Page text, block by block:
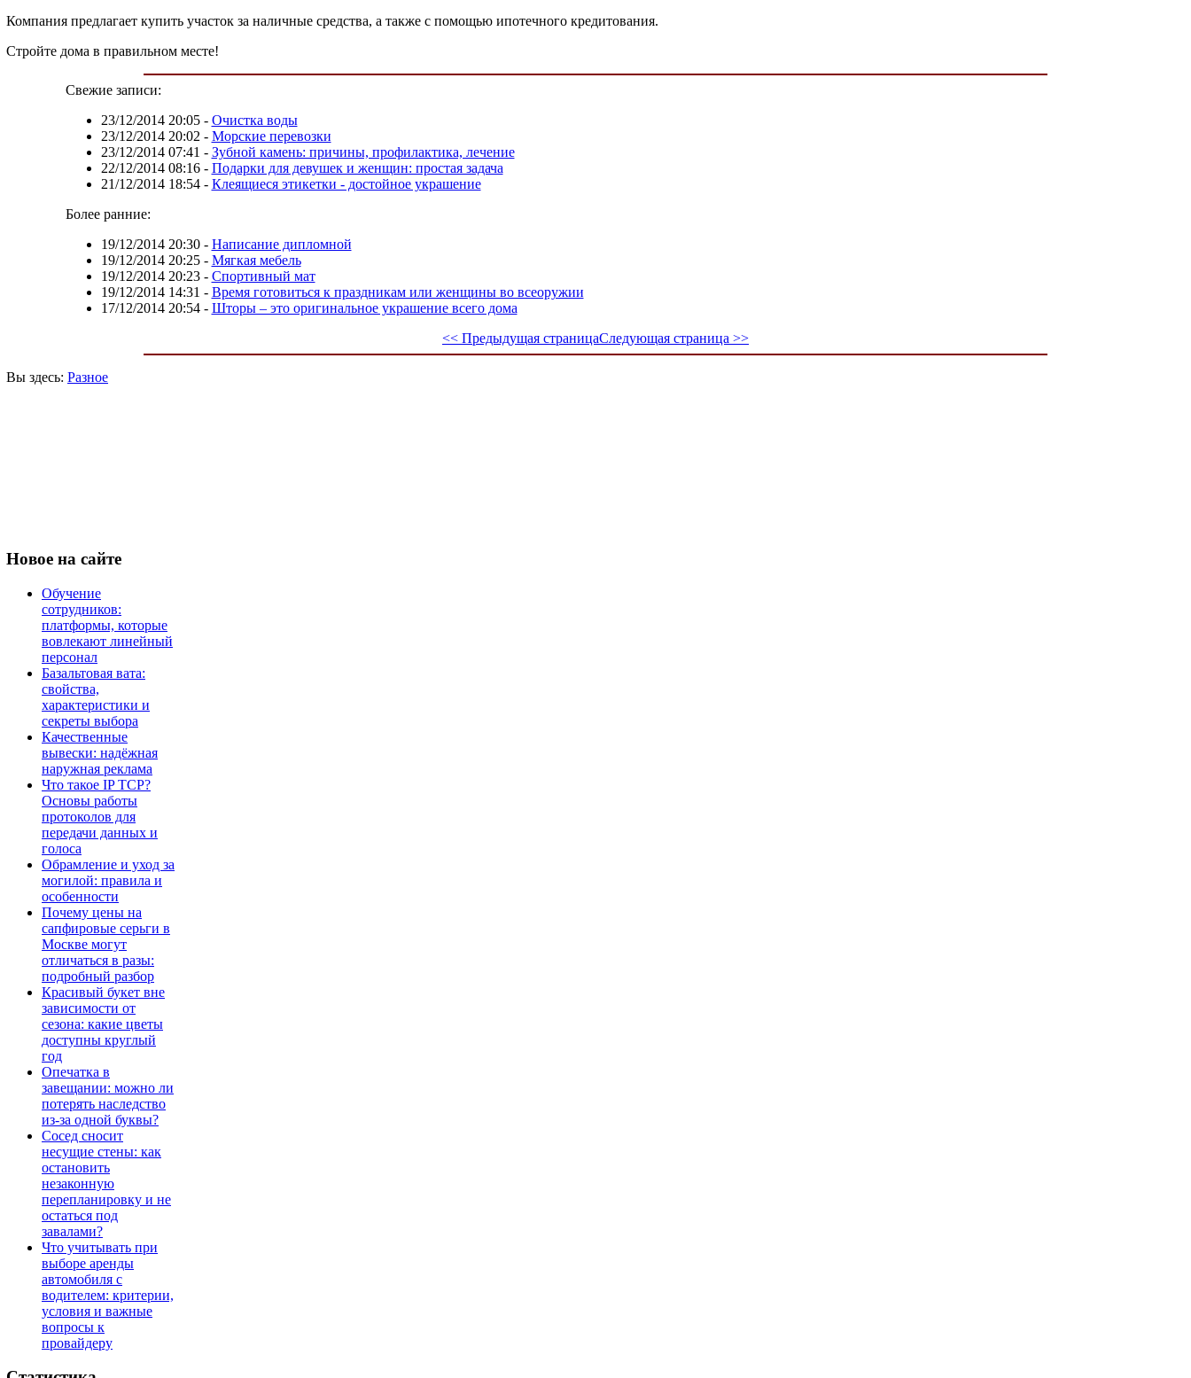
Компания предлагает купить участок за наличные средства, а также с помощью ипотечного кредитования.
Стройте дома в правильном месте!
Свежие записи:
23/12/2014 20:05- Очистка воды
23/12/2014 20:02 - Морские перевозки
23/12/2014 07:41 - Зубной камень: причины, профилактика, лечение
22/12/2014 08:16- Подарки для девушек и женщин: простая задача
21/12/2014 18:54- Клеящиеся этикетки - достойное украшение
Более ранние:
19/12/2014 20:30- Написание дипломной
19/12/2014 20:25- Мягкая мебель
19/12/2014 20:23- Спортивный мат
19/12/2014 14:31 - Время готовиться к праздникам или женщины во всеоружии
17/12/2014 20:54- Шторы – это оригинальное украшение всего дома
<< Предыдущая страницаСледующая страница >>
Вы здесь: Разное
Новое на сайте
Обучение
сотрудников:
платформы, которые
вовлекают линейный
персонал
Базальтовая вата:
свойства,
характеристики и
секреты выбора
Качественные
вывески: надёжная
наружная реклама
Что такое IP TCP?
Основы работы
протоколов для
передачи данных и
голоса
Обрамление и уход за
могилой: правила и
особенности
Почему цены на
сапфировые серьги в
Москве могут
отличаться в разы:
подробный разбор
Красивый букет вне
зависимости от
сезона: какие цветы
доступны круглый
год
Опечатка в
завещании: можно ли
потерять наследство
из-за одной буквы?
Сосед сносит
несущие стены: как
остановить
незаконную
перепланировку и не
остаться под
завалами?
Что учитывать при
выборе аренды
автомобиля с
водителем: критерии,
условия и важные
вопросы к
провайдеру